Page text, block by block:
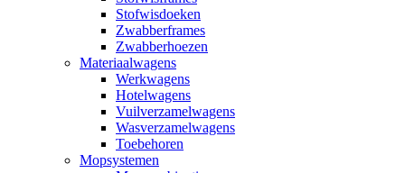
Stofwisdoeken
Zwabberframes
Zwabberhoezen
Materiaalwagens
Werkwagens
Hotelwagens
Vuilverzamelwagens
Wasverzamelwagens
Toebehoren
Mopsystemen